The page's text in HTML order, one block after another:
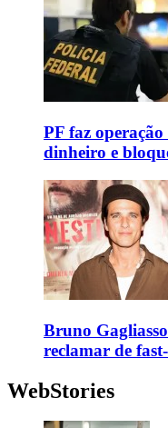
PF faz
dinheiro e
Bruno
reclamar de
WebStories